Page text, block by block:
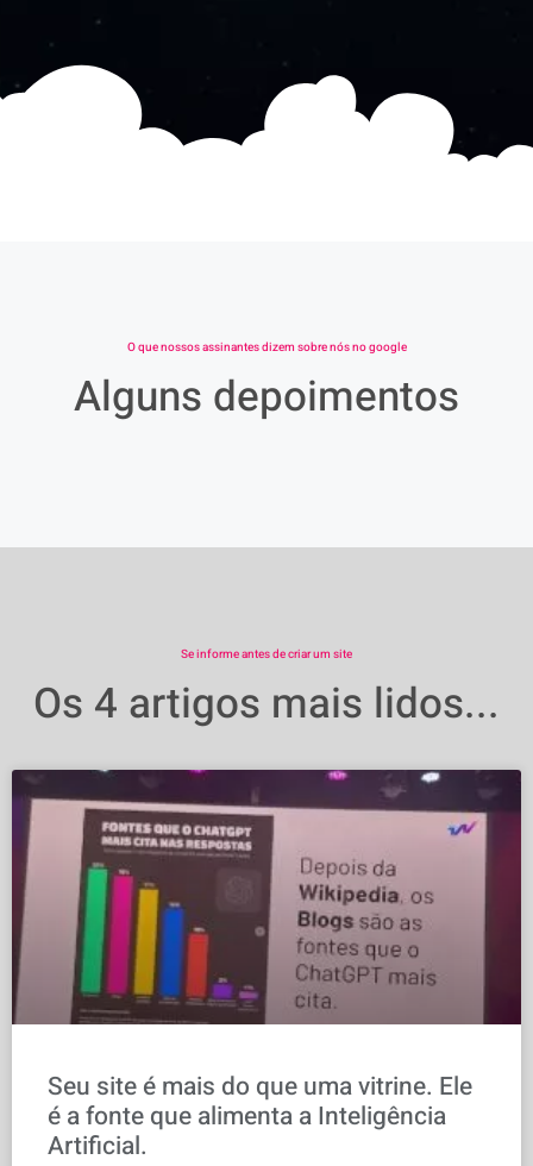
O que nossos assinantes dizem sobre nós no google
Alguns depoimentos
Se informe antes de criar um site
Os 4 artigos mais lidos...
Seu site é mais do que uma vitrine. Ele
é a fonte que alimenta a Inteligência
Artificial.